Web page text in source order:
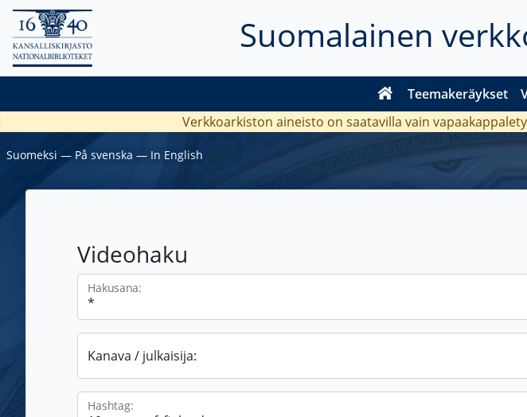
Suomalainen
Teemakeräykset
Verkkoarkiston aineisto on saatavilla vain
Suomeksi ― På svenska ― In English
Videohaku
Hakusana:
Kanava / julkaisija:
Hashtag: